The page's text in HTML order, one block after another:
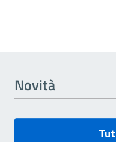
Novità